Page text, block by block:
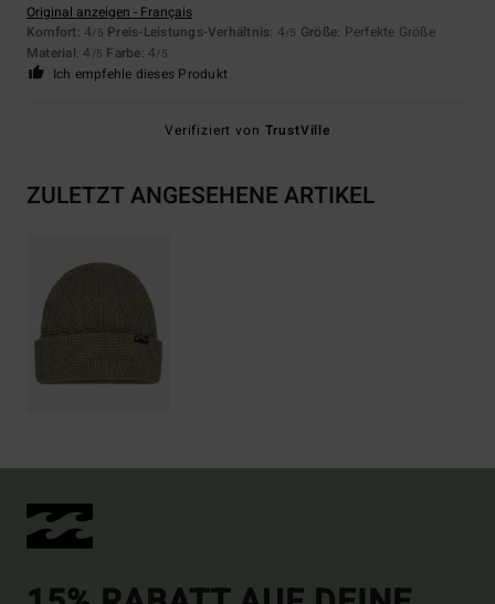
Original anzeigen - Français
Komfort: 4/5 Preis-Leistungs-Verhältnis: 4/5 Größe: Perfekte Größe
Material: 4 /5 Farbe: 4/5
Ich empfehle dieses Produkt
Verifiziert von TrustVille
ZULETZT ANGESEHENE ARTIKEL